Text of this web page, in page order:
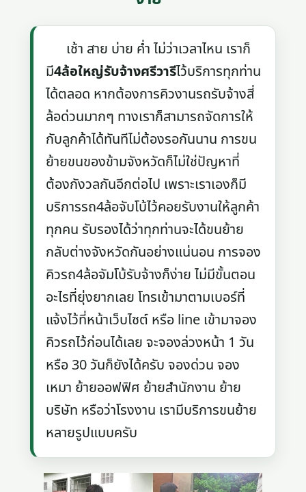
เช้า สาย บ่าย ค่ำ ไม่ว่าเวลาไหน เราก็
มี4ล้อใหญ่รับจ้างศรีวารีไว้บริการทุกท่าน
ได้ตลอด หากต้องการคิวงานรถรับจ้างสี่
ล้อด่วนมากๆ ทางเราก็สามารถจัดการให้
กับลูกค้าได้ทันทีไม่ต้องรอกันนาน การขน
ย้ายขนของข้ามจังหวัดก็ไม่ใช่ปัญหาที่
ต้องกังวลกันอีกต่อไป เพราะเราเองก็มี
บริการรถ4ล้อจับโบ้ไว้คอยรับงานให้ลูกค้า
ทุกคน รับรองได้ว่าทุกท่านจะได้ขนย้าย
กลับต่างจังหวัดกันอย่างแน่นอน การจอง
คิวรถ4ล้อจัมโบ้รับจ้างก็ง่าย ไม่มีขั้นตอน
อะไรที่ยุ่งยากเลย โทรเข้ามาตามเบอร์ที่
แจ้งไว้ที่หน้าเว็บไซต์ หรือ line เข้ามาจอง
คิวรถไว้ก่อนได้เลย จะจองล่วงหน้า 1 วัน
หรือ 30 วันก็ยังได้ครับ จองด่วน จอง
เหมา ย้ายออฟฟิศ ย้ายสำนักงาน ย้าย
บริษัท หรือว่าโรงงาน เรามีบริการขนย้าย
หลายรูปแบบครับ